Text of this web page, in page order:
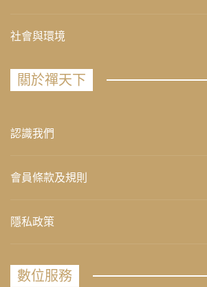
社會與環境
關於禪天下
認識我們
會員條款及規則
隱私政策
數位服務